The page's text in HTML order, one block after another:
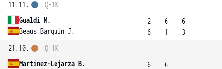
11.11.
Gualdi M.
Beaus-Barquin J.
Q-1K
2
6
6
1
6
3
21.10.
Martinez-Lejarza B.
Q-1K
6
6